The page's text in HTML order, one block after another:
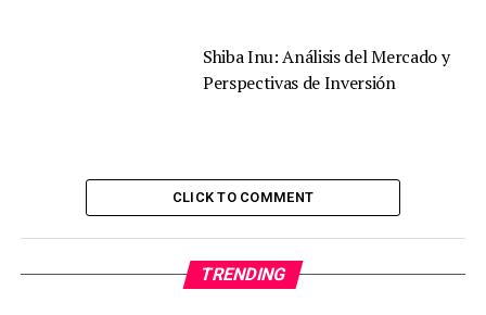
Shiba Inu: Análisis del Mercado y
Perspectivas de Inversión
CLICK TO COMMENT
TRENDING